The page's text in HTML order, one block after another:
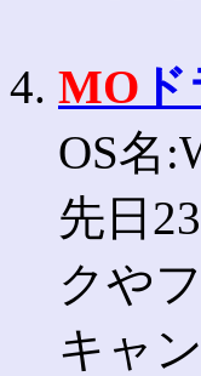
4. MO
OS名
先日
クや
キャ